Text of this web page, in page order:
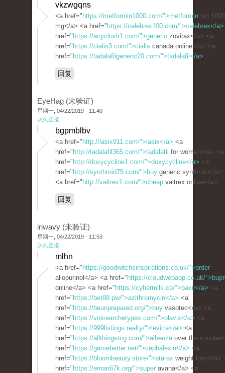
vkzwgqns
<a href=" https://metformin1000.com/">metformin hcl 1000
mg</a> <a href=" https://celebrex100.com/">celebrex</a>
href=" https://acyclovir1.com/">generic zovirax</a> <a
href=" https://cialis3.com/">cialis canada online</a> <a
href=" https://tadalafilgeneric20.com/">tadalafil</a>
回复
EyeHag (未验证)
星期一, 04/22/2019 - 11:40
永久连接
bgpmblbv
<a href=" http://lasix911.com/">lasix</a> <a
href=" http://tadalafil365.com/">tadalafil for women</a> <a
href=" http://doxycycline1.com/">doxycycline</a> <a
href=" http://synthroid75.com/">buy generic synthroid</a>
<a href=" http://valtrex1.com/">cheap valtrex online</a>
回复
inwavy (未验证)
星期一, 04/22/2019 - 11:53
永久连接
mlhn
<a href=" https://goodwitchsinspirations.co.uk/">order
allopurinol</a> <a href=" https://cloudwebapp.co.uk/
online</a> <a href=" https://cybermilk.ca/">paxil</a> <a
href=" https://bet88.pw/">azithromycin</a> <a
href=" https://beunprepared.org/">buy vasotec</a> <a
href=" https://voicearchetypes.com/">plavix</a> <a
href=" https://999listings.realty/">levitra</a> <a
href=" https://allthingstcg.com/">albenzaover the
href=" https://gamebetter.net/">cephalexin</a> <a
href=" https://bloombeauty.store/">atarax weight loss</a>
href=" https://emardi7k.org/">super avana</a> <a